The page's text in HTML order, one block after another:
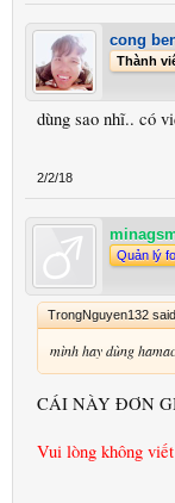
cong
Thành
dùng sao nhĩ.. có
2/2/18
Quản lý
TrongNguyen132
mình hay dùng
CÁI NÀY ĐƠN
Vui lòng không